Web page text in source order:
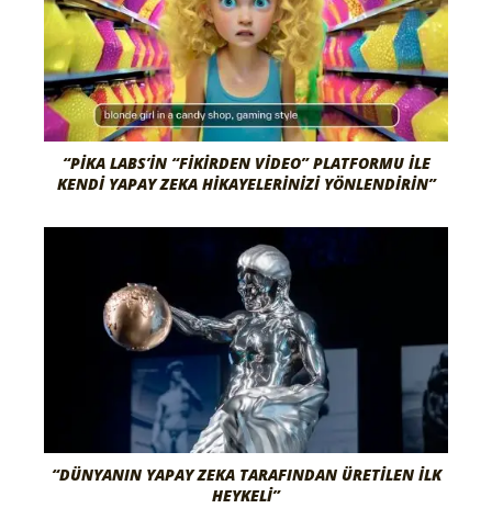
“PIKA LABS’IN “FIKIRDEN VIDEO” PLATFORMU ILE
KENDI YAPAY ZEKA HIKAYELERINIZI YÖNLENDIRIN”
“DÜNYANIN YAPAY ZEKA TARAFINDAN ÜRETILEN İLK
HEYKELI”